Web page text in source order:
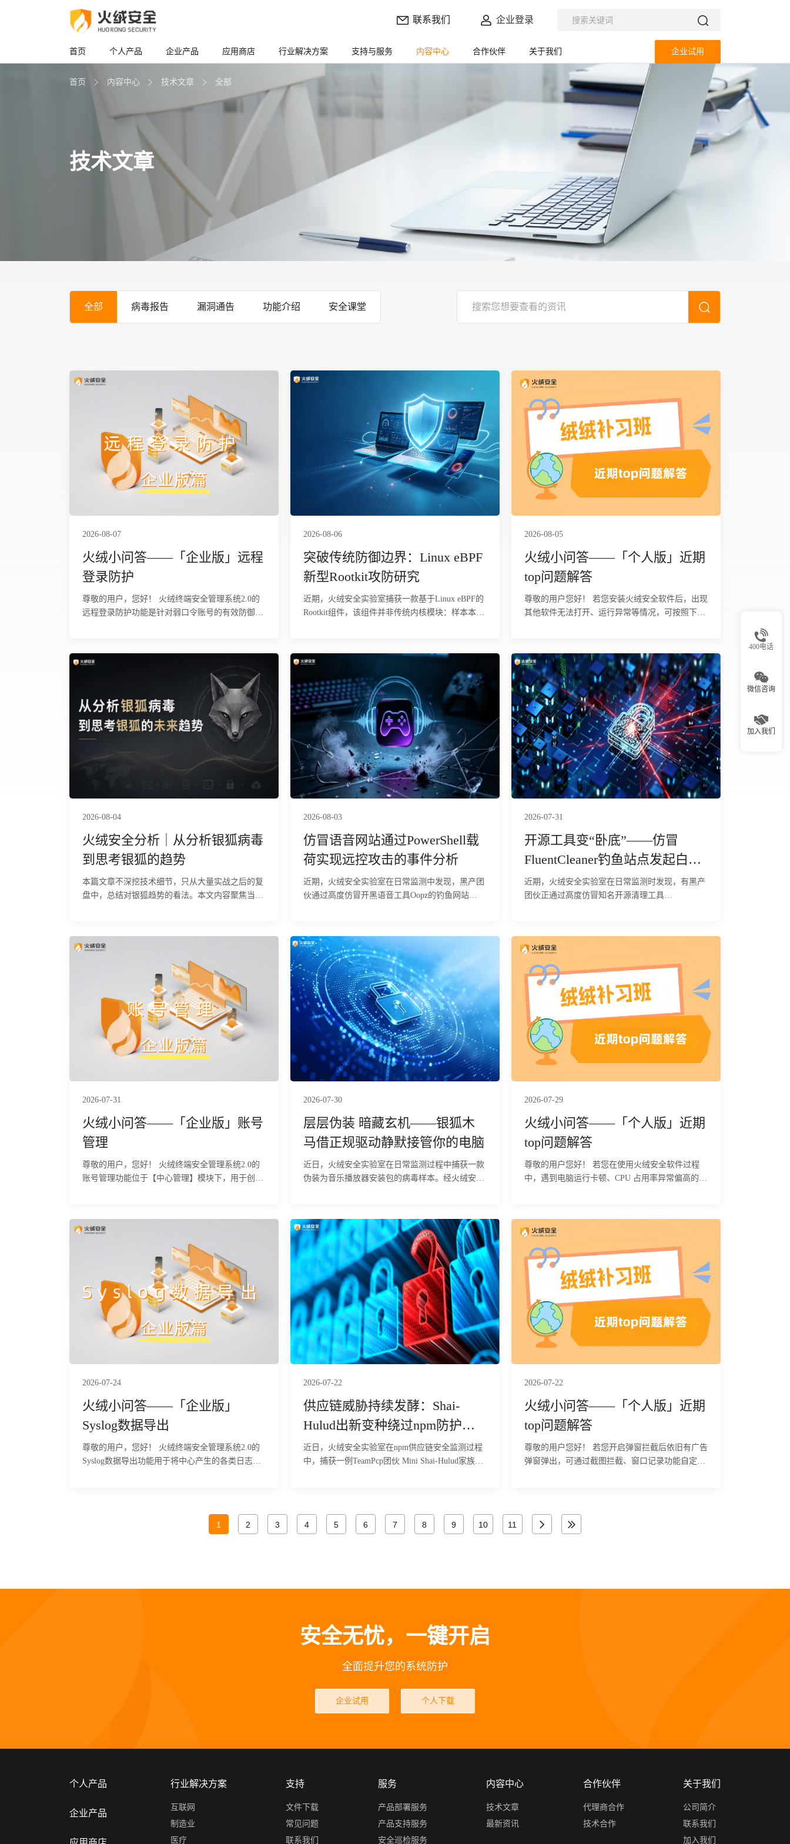
联系我们 企业登录
首页 个人产品 企业产品 应用商店 行业解决方案 支持与服务 内容中心 合作伙伴 关于我们 企业试用
400电话
微信咨询
加入我们
技术文章
首页 内容中心 技术文章 全部
全部 病毒报告 漏洞通告 功能介绍 安全课堂
2026-08-07
火绒小问答——「企业版」远程
登录防护
尊敬的用户，您好！ 火绒终端安全管理系统2.0的
远程登录防护功能是针对弱口令账号的有效防御手
法及相关注意事项。
2026-08-06
突破传统防御边界：Linux eBPF
新型Rootkit攻防研究
近期，火绒安全实验室捕获一款基于Linux eBPF的
Rootkit组件，该组件并非传统内核模块：样本本体
验后，内核依据BTF信息创建10个BPF map，13个
tracepoint程序附着到系统调用与调度事件。该过程
不触碰内核文本段，不修改系统调用表，无LKM加
载痕迹，基于模块签名与内核完整性校验的防线对
此类组件天然失效。 该组件隐蔽能力来自“策略与
逻辑分离”架构，隐藏目标未硬编码，存放在
hidden_pids、hidden_names、hidden_inodes三个map
内，攻击者可随时改写生效，无需重新编译加载。
代码覆盖三个观测维度：枚举/proc时抹除指定进
程；调试器attach隐藏进程时实施反制；读
取/proc/net/tcp或查询netlink时抹除指定连接，覆盖
管理员常用的三条自查路径。 由于该组件具备极强
的内核隐身能力，传统杀毒、主机巡检工具很难发
驻留主机，持续窃取服务器业务数据、账号凭证、
核心配置；依托可动态修改的隐藏策略，攻击者还
网，甚至篡改业务数据、植入勒索程序，大幅抬高
安全事件的发现与溯源成本，给企业带来数据泄
2026-08-05
火绒小问答——「个人版」近期
top问题解答
尊敬的用户您好！ 若您安装火绒安全软件后，出现
其他软件无法打开、运行异常等情况，可按照下述
2026-08-04
火绒安全分析｜从分析银狐病毒
到思考银狐的趋势
本篇文章不深挖技术细节，只从大量实战之后的复
盘中，总结对银狐趋势的看法。本文内容聚焦当
手搓，杜绝AI口水话。
2026-08-03
仿冒语音网站通过PowerShell载
荷实现远控攻击的事件分析
近期，火绒安全实验室在日常监测中发现，黑产团
伙通过高度仿冒开黑语音工具Oopz的钓鱼网站
语音工具的用户信任进行伪装，欺骗性极强，对经
常下载语音、加速器、辅助工具的玩家群体威胁较
大。攻击者诱导用户在本机执行恶意指令，从远端
下载恶意MSI安装包并以静默方式安装至用户目
录，全程无安装窗口或报错提示，受害者难以察
觉。木马植入后，释放多个组件，通过多阶段加
载、隐藏执行，并借助带数字签名的合法程序作为
掩护，最终在内存中启动远控木马，可被远程操
控，并存在窃取浏览器登录态、游戏账号及加密货
币钱包等敏感数据的风险。目前，火绒安全产品已
经实现对该行为的拦截与查杀。
2026-07-31
开源工具变“卧底”——仿冒
FluentCleaner钓鱼站点发起白加
黑窃密攻击
近期，火绒安全实验室在日常监测时发现，有黑产
团伙正通过高度仿冒知名开源清理工具
攻击。经研判，该攻击依托正规软件的口碑进行伪
装，欺骗性极强。攻击者利用.NET Framework自带
系统工具ServiceModelReg.exe作为劫持目标进程，
通过进程镂空技术注入恶意载荷，在用户设备中隐
秘执行远程控制、浏览器数据窃取等恶意行为。本
次攻击所用C2地址隶属于Remus恶意软件家族，是
黑产常用的窃密控端通道。目前，火绒安全产品已
经实现对该行为的拦截与查杀。
2026-07-31
火绒小问答——「企业版」账号
管理
尊敬的用户，您好！ 火绒终端安全管理系统2.0的
账号管理功能位于【中心管理】模块下，用于创
功能的具体使用方法及相关注意事项。
2026-07-30
层层伪装 暗藏玄机——银狐木
马借正规驱动静默接管你的电脑
近日，火绒安全实验室在日常监测过程中捕获一款
伪装为音乐播放器安装包的病毒样本。经火绒安全
后门及实现内网中继四项核心能力。其利用经合法
签名的 Adlice TrueSight 驱动进入内核态，依据内
置的212个安全软件映像名在内核层直接终止相关
进程，规避用户态终端检测与响应（EDR）系统的
拦截；同时，通过注册表写入、创建伪装为 Edge
浏览器更新的计划任务（以 SYSTEM 权限每分钟
触发一次）以及部署 PowerShell 脚本，构建多重冗
余的持久化机制。最终释放的thumbs!Edge为功能
完备的远控后门，连接硬编码的命令与控制（C2）
服务器地址 8.218.106.149:7000，该远控内置56条
指令，覆盖下载执行、插件加载、TCP 中继、键盘
经实现对该行为的拦截与查杀。
2026-07-29
火绒小问答——「个人版」近期
top问题解答
尊敬的用户您好！ 若您在使用火绒安全软件过程
中，遇到电脑运行卡顿、CPU 占用率异常偏高的问
2026-07-24
火绒小问答——「企业版」
Syslog数据导出
尊敬的用户，您好！ 火绒终端安全管理系统2.0的
Syslog数据导出功能用于将中心产生的各类日志通
2026-07-22
供应链威胁持续发酵：Shai-
Hulud出新变种绕过npm防护窃
密
近日，火绒安全实验室在npm供应链安全监测过程
中，捕获一例TeamPcp团伙 Mini Shai-Hulud家族后
心攻击逻辑、窃密传播机制整体未发生改变，属于
该团伙持续迭代的供应链攻击产物。
2026-07-22
火绒小问答——「个人版」近期
top问题解答
尊敬的用户您好！ 若您开启弹窗拦截后依旧有广告
弹窗弹出，可通过截图拦截、窗口记录功能自定义
1 2 3 4 5 6 7 8 9 10 11
安全无忧，一键开启
全面提升您的系统防护
企业试用 个人下载
个人产品
企业产品
行业解决方案
互联网
制造业
医疗
支持
文件下载
常见问题
联系我们
服务
产品部署服务
产品支持服务
安全巡检服务
内容中心
技术文章
最新资讯
合作伙伴
代理商合作
技术合作
关于我们
公司简介
联系我们
加入我们